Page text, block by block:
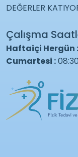
DEĞERLER
Çalışma
Haftaiçi Hergün :
Cumartesi :